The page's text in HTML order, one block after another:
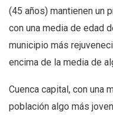
(45 años) mantienen un
con una media de edad
municipio más
encima de la media de
Cuenca capital, con una
población algo más